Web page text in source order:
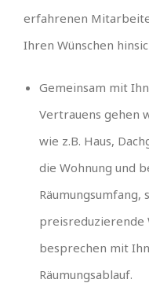
erfahrenen
Ihren Wünschen
Gemeinsam mit
Vertrauens gehen
wie z.B. Haus,
die Wohnung und
preisreduzierende
besprechen mit
Räumungsablauf.